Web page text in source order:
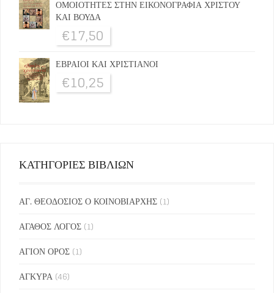
ΟΜΟΙΟΤΗΤΕΣ ΣΤΗΝ ΕΙΚΟΝΟΓΡΑΦΙΑ ΧΡΙΣΤΟΥ
ΚΑΙ ΒΟΥΔΑ
€17,50
ΕΒΡΑΙΟΙ ΚΑΙ ΧΡΙΣΤΙΑΝΟΙ
€10,25
ΚΑΤΗΓΟΡΙΕΣ ΒΙΒΛΙΩΝ
ΑΓ. ΘΕΟΔΟΣΙΟΣ Ο ΚΟΙΝΟΒΙΑΡΧΗΣ (1)
ΑΓΑΘΟΣ ΛΟΓΟΣ (1)
ΑΓΙΟΝ ΟΡΟΣ (1)
ΑΓΚΥΡΑ (46)